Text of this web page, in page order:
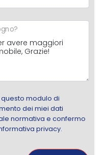
modulo di
dei miei dati
normativa e confermo
privacy.